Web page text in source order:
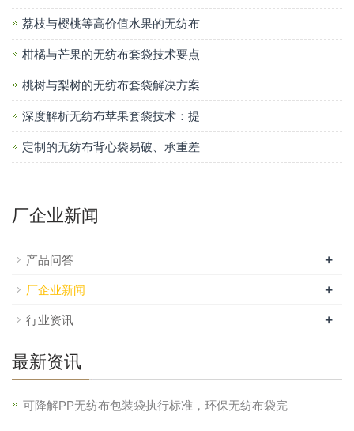
荔枝与樱桃等高价值水果的无纺布
柑橘与芒果的无纺布套袋技术要点
桃树与梨树的无纺布套袋解决方案
深度解析无纺布苹果套袋技术：提
定制的无纺布背心袋易破、承重差
厂企业新闻
产品问答 +
厂企业新闻 +
行业资讯 +
最新资讯
可降解PP无纺布包装袋执行标准，环保无纺布袋完